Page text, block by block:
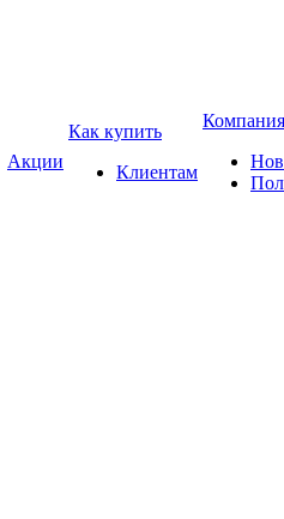
Акции
Как купить
Клиентам
Компания